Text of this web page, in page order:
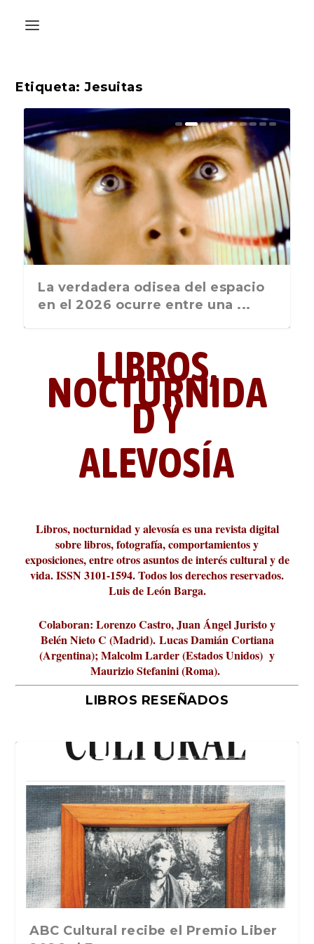
Etiqueta:Jesuitas
La última postal de la temporada
nos recuerda que nos vamos ...
La verdadera odisea del espacio
en el 2026 ocurre entre una ...
Liber 2026 al Fomento de la Le...
Revista Cultural Turia, númer...
10.000 pasos al día? Lo que d...
paisajística del mar de Sicil...
París
metafísicos de la novela ne...
LIBROS,
NOCTURNIDA
D Y
ALEVOSÍA
Libros, nocturnidad y alevosía es una revista digital
sobre libros, fotografía, comportamientos y
exposiciones, entre otros asuntos de interés cultural y de
vida. ISSN 3101-1594. Todos los derechos reservados.
Luis de León Barga.
Colaboran: Lorenzo Castro, Juan Ángel Juristo y
Belén Nieto C (Madrid). Lucas Damián Cortiana
(Argentina); Malcolm Larder (Estados Unidos) y
Maurizio Stefanini (Roma).
LIBROS RESEÑADOS
La verdadera odisea del espacio en
La cultura de la transgresión.